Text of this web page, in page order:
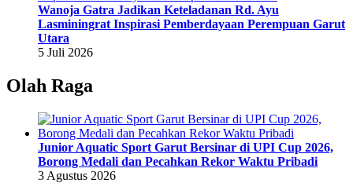
Wanoja Gatra Jadikan Keteladanan Rd. Ayu
Lasminingrat Inspirasi Pemberdayaan Perempuan Garut
Utara
5 Juli 2026
Olah Raga
Junior Aquatic Sport Garut Bersinar di UPI Cup 2026,
Borong Medali dan Pecahkan Rekor Waktu Pribadi
3 Agustus 2026